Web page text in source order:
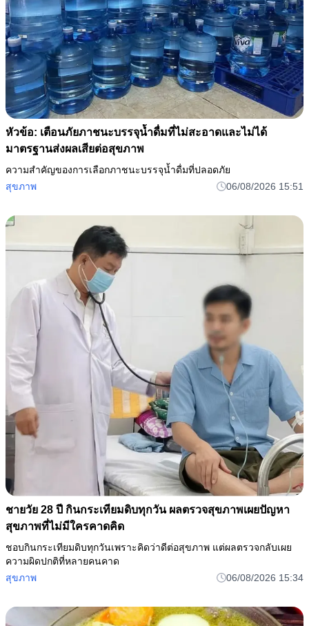
หัวข้อ: เตือนภัยภาชนะบรรจุน้ำดื่มที่ไม่สะอาดและไม่ได้
มาตรฐานส่งผลเสียต่อสุขภาพ
ความสำคัญของการเลือกภาชนะบรรจุน้ำดื่มที่ปลอดภัย
สุขภาพ
06/08/2026 15:51
ชายวัย 28 ปี กินกระเทียมดิบทุกวัน ผลตรวจสุขภาพเผยปัญหา
สุขภาพที่ไม่มีใครคาดคิด
ชอบกินกระเทียมดิบทุกวันเพราะคิดว่าดีต่อสุขภาพ แต่ผลตรวจกลับเผย
ความผิดปกติที่หลายคนคาด
สุขภาพ
06/08/2026 15:34